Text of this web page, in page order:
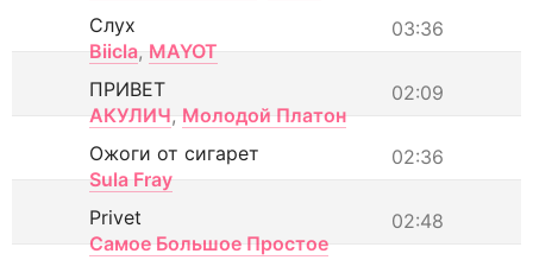
03:36
Слух
Biicla, MAYOT
02:09
ПРИВЕТ
АКУЛИЧ, Молодой Платон
02:36
Ожоги от сигарет
Sula Fray
02:48
Privet
Самое Большое Простое